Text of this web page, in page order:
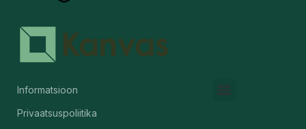
Informatsioon
Privaatsuspoliitika